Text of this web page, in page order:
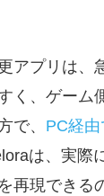
アプリは、
く、ゲーム
で、 PC経
は、実際
再現できる